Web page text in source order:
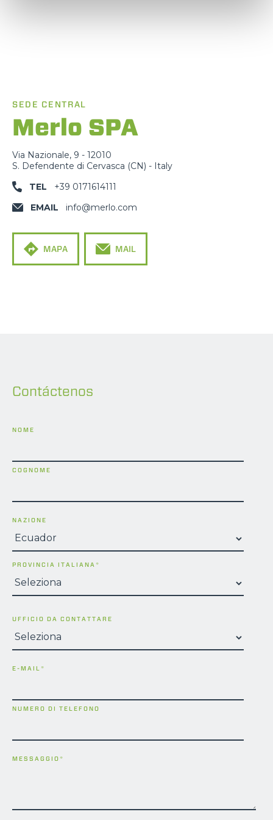
SEDE CENTRAL
Merlo SPA
Via Nazionale, 9 - 12010
S. Defendente di Cervasca (CN) - Italy
TEL
+39 0171614111
EMAIL
info@merlo.com
MAPA MAIL
Contáctenos
NOME
COGNOME
NAZIONE
PROVINCIA ITALIANA*
UFFICIO DA CONTATTARE
E-MAIL*
NUMERO DI TELEFONO
MESSAGGIO*